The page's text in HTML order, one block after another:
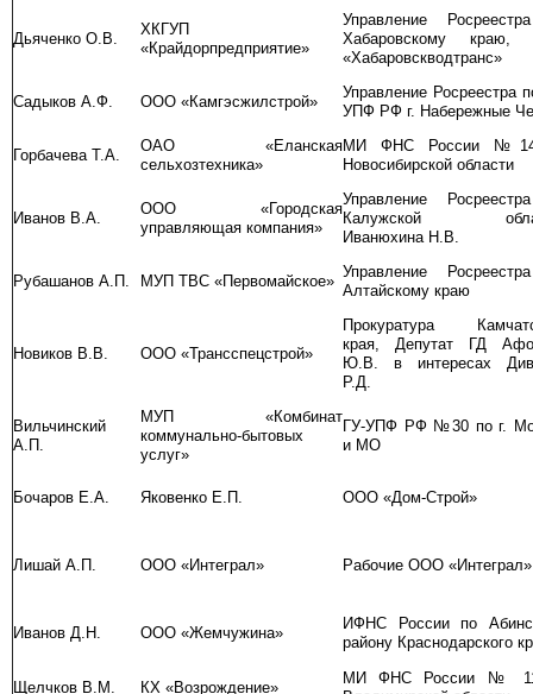
Дьяченко О.В.
ХКГУП
«Крайдорпредприятие»
Управление
Хабаровскому краю,
«Хабаровскводтранс»
Садыков А.Ф. ООО «Камгэсжилстрой»
Управление Росреестра
УПФ РФ г. Набережные
Горбачева Т.А.
ОАО «Еланская
сельхозтехника»
МИ ФНС России
Новосибирской области
Иванов В.А.
ООО «Городская
управляющая компания»
Управление
Калужской
Иванюхина Н.В.
Рубашанов А.П. МУП ТВС «Первомайское»
Управление
Алтайскому краю
Новиков В.В. ООО «Трансспецстрой»
Прокуратура
края, Депутат ГД
Ю.В. в интересах
Р.Д.
Вильчинский
А.П.
МУП «Комбинат
коммунально-бытовых
услуг»
ГУ-УПФ РФ №30 по г.
и МО
Бочаров Е.А. Яковенко Е.П. ООО «Дом-Строй»
Лишай А.П. ООО «Интеграл» Рабочие ООО «Интеграл»
Иванов Д.Н. ООО «Жемчужина»
ИФНС России по
району Краснодарского
Щелчков В.М. КХ «Возрождение»
МИ ФНС России №